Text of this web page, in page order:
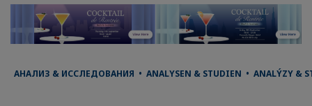
АНАЛИЗ & ИССЛЕДОВАНИЯ • ANALYSEN & STUDIEN • ANALÝZY &